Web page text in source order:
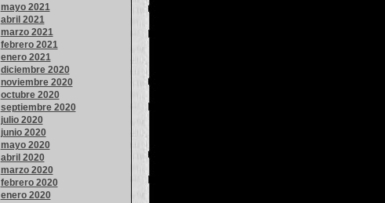
mayo 2021
abril 2021
marzo 2021
febrero 2021
enero 2021
diciembre 2020
noviembre 2020
octubre 2020
septiembre 2020
julio 2020
junio 2020
mayo 2020
abril 2020
marzo 2020
febrero 2020
enero 2020